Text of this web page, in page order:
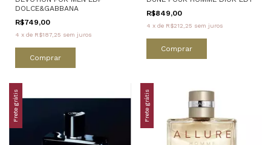
DOLCE&GABBANA
R$749,00
4 x de R$187,25 sem juros
Comprar
R$849,00
4 x de R$212,25 sem juros
Comprar
Frete grátis Frete grátis